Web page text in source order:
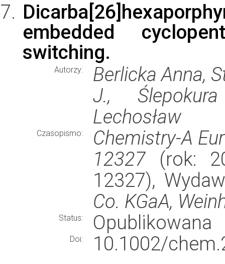
embedded
switching.
Autorzy:
Berlicka Anna,
J.,
Lechosław
Czasopismo:
Chemistry-A
12327(rok:
12327),
Co. KGaA,
Status: Opublikowana
Doi:
10.1002/